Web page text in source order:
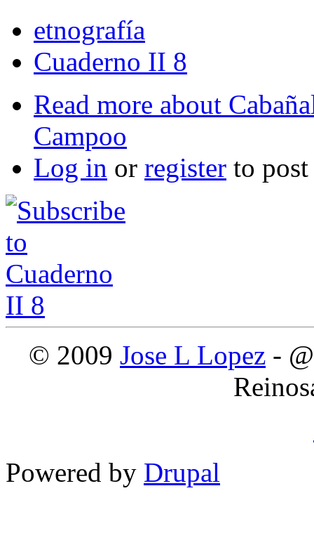
etnografía
Cuaderno II 8
Read more about
Campoo
Log in or register to
© 2009 Jose L Lopez -
Powered by Drupal